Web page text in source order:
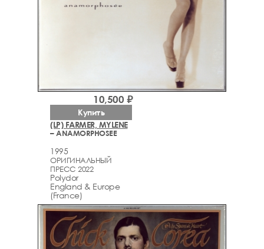
(LP) FARMER, MYLENE
– ANAMORPHOSEE
1995
ОРИГИНАЛЬНЫЙ
ПРЕСС 2022
Polydor
England & Europe
(France)
10,500 ₽
Купить